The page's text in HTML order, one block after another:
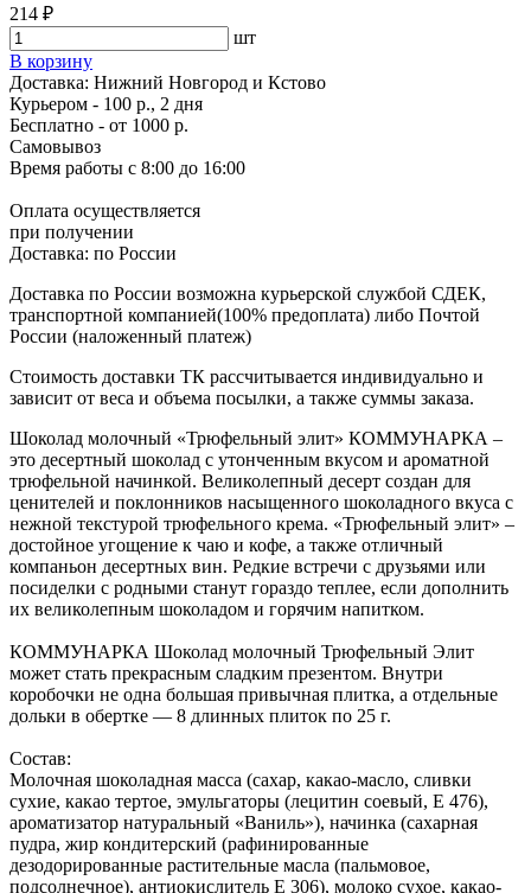
214 ₽
шт
В корзину
Доставка: Нижний Новгород и Кстово
Курьером - 100 р., 2 дня
Бесплатно - от 1000 р.
Самовывоз
Время работы с 8:00 до 16:00
Оплата осуществляется
при получении
Доставка: по России
Доставка по России возможна курьерской службой СДЕК,
транспортной компанией(100% предоплата) либо Почтой
России (наложенный платеж)
Стоимость доставки ТК рассчитывается индивидуально и
зависит от веса и объема посылки, а также суммы заказа.
Шоколад молочный «Трюфельный элит» КОММУНАРКА –
это десертный шоколад с утонченным вкусом и ароматной
трюфельной начинкой. Великолепный десерт создан для
ценителей и поклонников насыщенного шоколадного вкуса с
нежной текстурой трюфельного крема. «Трюфельный элит» –
достойное угощение к чаю и кофе, а также отличный
компаньон десертных вин. Редкие встречи с друзьями или
посиделки с родными станут гораздо теплее, если дополнить
их великолепным шоколадом и горячим напитком.
КОММУНАРКА Шоколад молочный Трюфельный Элит
может стать прекрасным сладким презентом. Внутри
коробочки не одна большая привычная плитка, а отдельные
дольки в обертке — 8 длинных плиток по 25 г.
Состав:
Молочная шоколадная масса (сахар, какао-масло, сливки
сухие, какао тертое, эмульгаторы (лецитин соевый, Е 476),
ароматизатор натуральный «Ваниль»), начинка (сахарная
пудра, жир кондитерский (рафинированные
дезодорированные растительные масла (пальмовое,
подсолнечное), антиокислитель Е 306), молоко сухое, какао-